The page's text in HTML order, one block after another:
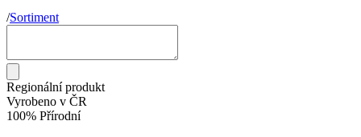
/Sortiment
Regionální produkt
Vyrobeno v ČR
100% Přírodní